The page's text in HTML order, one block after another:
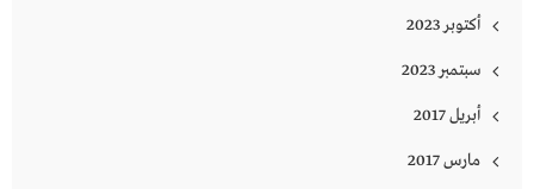
أكتوبر 2023
سبتمبر 2023
أبريل 2017
مارس 2017